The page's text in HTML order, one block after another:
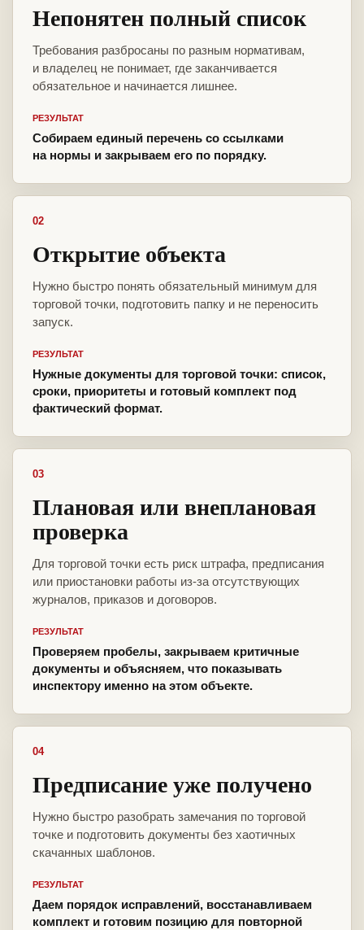
Непонятен полный список
Требования разбросаны по разным нормативам,
и владелец не понимает, где заканчивается
обязательное и начинается лишнее.
РЕЗУЛЬТАТ
Собираем единый перечень со ссылками
на нормы и закрываем его по порядку.
02
Открытие объекта
Нужно быстро понять обязательный минимум для
торговой точки, подготовить папку и не переносить
запуск.
РЕЗУЛЬТАТ
Нужные документы для торговой точки: список,
сроки, приоритеты и готовый комплект под
фактический формат.
03
Плановая или внеплановая
проверка
Для торговой точки есть риск штрафа, предписания
или приостановки работы из-за отсутствующих
журналов, приказов и договоров.
РЕЗУЛЬТАТ
Проверяем пробелы, закрываем критичные
документы и объясняем, что показывать
инспектору именно на этом объекте.
04
Предписание уже получено
Нужно быстро разобрать замечания по торговой
точке и подготовить документы без хаотичных
скачанных шаблонов.
РЕЗУЛЬТАТ
Даем порядок исправлений, восстанавливаем
комплект и готовим позицию для повторной